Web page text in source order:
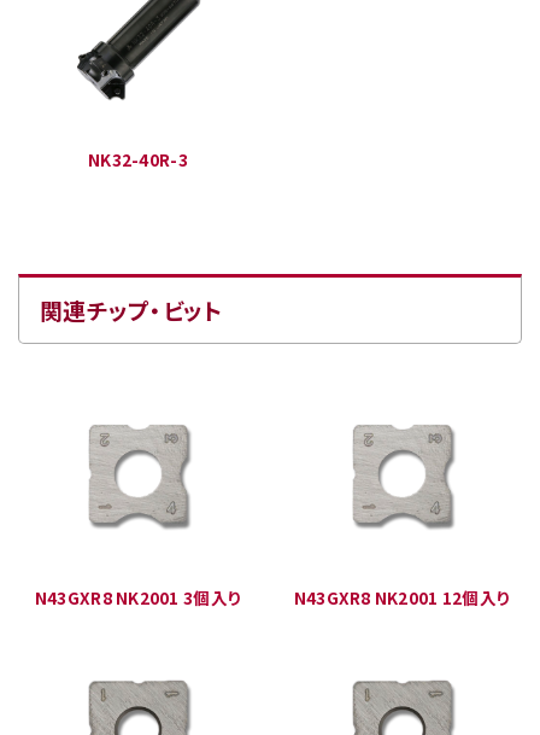
NK32-40R-3
関連チップ・ビット
N43GXR8 NK2001 3個入り N43GXR8 NK2001 12個入り